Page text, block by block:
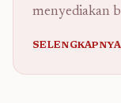
menyediakan